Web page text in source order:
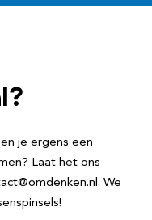
je ergens een
Laat het ons
We